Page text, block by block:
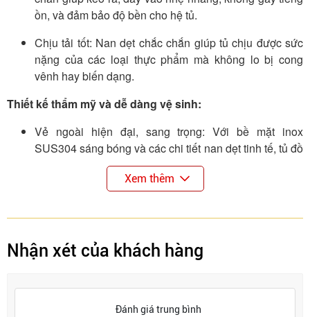
ồn, và đảm bảo độ bền cho hệ tủ.
Chịu tải tốt: Nan dẹt chắc chắn giúp tủ chịu được sức
nặng của các loại thực phẩm mà không lo bị cong
vênh hay biến dạng.
Thiết kế thẩm mỹ và dễ dàng vệ sinh:
Vẻ ngoài hiện đại, sang trọng: Với bề mặt inox
SUS304 sáng bóng và các chi tiết nan dẹt tinh tế, tủ đồ
khô tạo điểm nhấn cho không gian bếp.
Dễ dàng vệ sinh: Bề mặt inox trơn nhẵn, chống bám
INOX SUS304
Xem thêm
Nhận xét của khách hàng
Đánh giá trung bình